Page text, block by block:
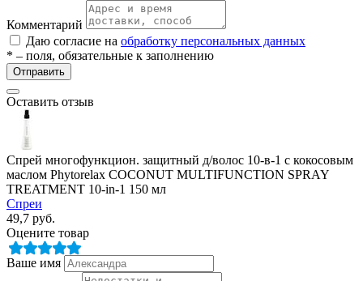
Комментарий
Даю согласие на обработку персональных данных
* – поля, обязательные к заполнению
Отправить
Оставить отзыв
Спрей многофункцион. защитный д/волос 10-в-1 с кокосовым
маслом Phytorelax COCONUT MULTIFUNCTION SPRAY
TREATMENT 10-in-1 150 мл
Спреи
49,7 руб.
Оцените товар
Ваше имя